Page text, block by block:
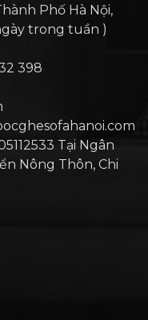
Phố Hà Nội,
trong tuần )
398
Tại Ngân
Nông Thôn, Chi